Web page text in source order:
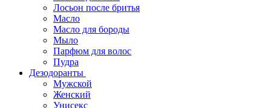
Лосьон после бритья
Масло
Масло для бороды
Мыло
Парфюм для волос
Пудра
Дезодоранты
Мужской
Женский
Унисекс